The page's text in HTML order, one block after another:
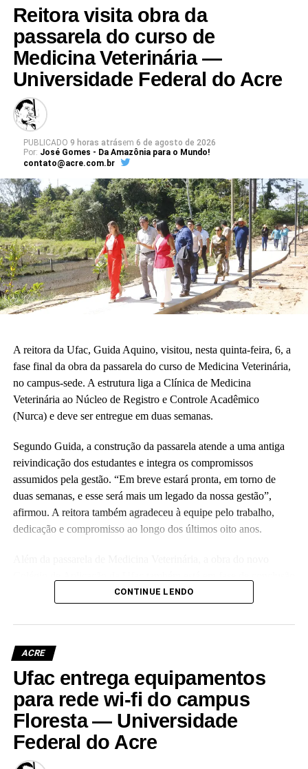
Reitora visita obra da
passarela do curso de
Medicina Veterinária —
Universidade Federal do Acre
PUBLICADO 9 horas atrásem 6 de agosto de 2026
Por: José Gomes - Da Amazônia para o Mundo!
contato@acre.com.br
A reitora da Ufac, Guida Aquino, visitou, nesta quinta-feira, 6, a
fase final da obra da passarela do curso de Medicina Veterinária,
no campus-sede. A estrutura liga a Clínica de Medicina
Veterinária ao Núcleo de Registro e Controle Acadêmico
(Nurca) e deve ser entregue em duas semanas.
Segundo Guida, a construção da passarela atende a uma antiga
reivindicação dos estudantes e integra os compromissos
assumidos pela gestão. “Em breve estará pronta, em torno de
duas semanas, e esse será mais um legado da nossa gestão”,
afirmou. A reitora também agradeceu à equipe pelo trabalho,
dedicação e compromisso ao longo dos últimos oito anos.
e deve ser entregue em breve.
superior da Ufac.
Leia Mais: UFAC
CONTINUE LENDO
ACRE
Ufac entrega equipamentos
para rede wi-fi do campus
Floresta — Universidade
Federal do Acre